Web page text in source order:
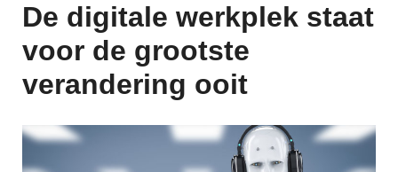
De digitale werkplek staat
voor de grootste
verandering ooit